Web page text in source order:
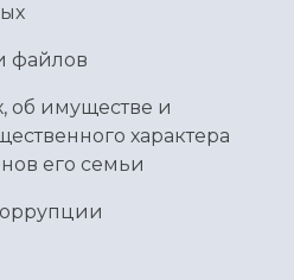
файлов
об имуществе и
характера
его семьи